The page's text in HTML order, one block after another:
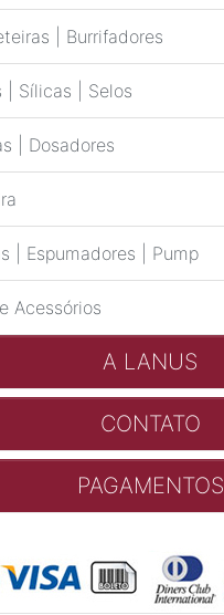
| Burrifadores
| Sílicas | Selos
| Dosadores
| Espumadores | Pump
Acessórios
A LANUS
CONTATO
PAGAMENTOS